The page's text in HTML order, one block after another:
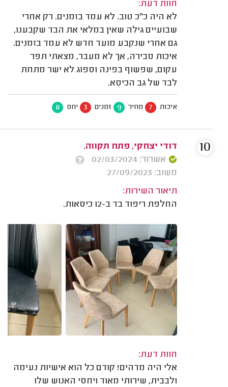
חוות דעת:
לא היה כ"כ טוב. לא עמד בזמנים. רק אחרי
שבועיים גילה שאין במלאי את הבד שקבענו,
גם אחרי שנקבע מועד חדש לא עמד בזמנים.
איכות סבירה, אך לא מעבר, מצאתי תפר
עקום, שפשוף בפינה וספוג לא ישר מתחת
לבד של גב הכיסא.
איכות 7 מחיר 9 זמנים 3 יחס 8
דודי יצחקי, פתח תקווה.
אשרור: 02/03/2024
משוב: 27/09/2023
תיאור השירות:
החלפת ריפוד בד ב-12 כיסאות.
חוות דעת:
אלי היה מדהים! קודם כל הוא אישיות נעימה
ולבבית, שירותי מאוד ויחסי האנוש שלו
10